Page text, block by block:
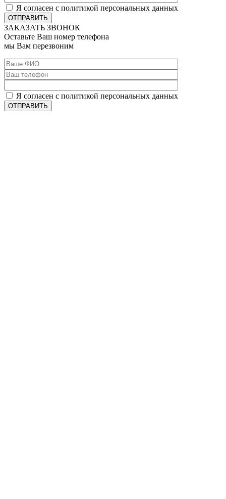
Я согласен с политикой персональных данных
ОТПРАВИТЬ
ЗАКАЗАТЬ ЗВОНОК
Оставьте Ваш номер телефона
мы Вам перезвоним
Я согласен с политикой персональных данных
ОТПРАВИТЬ